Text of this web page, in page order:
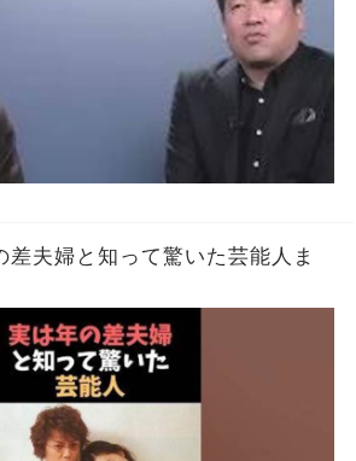
差夫婦と知って驚いた芸能人ま